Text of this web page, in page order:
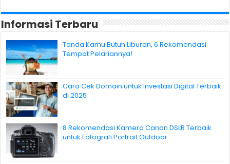
Informasi Terbaru
Tanda Kamu Butuh Liburan, 6 Rekomendasi
Tempat Pelariannya!
Cara Cek Domain untuk Investasi Digital Terbaik
di 2025
8 Rekomendasi Kamera Canon DSLR Terbaik
untuk Fotografi Portrait Outdoor